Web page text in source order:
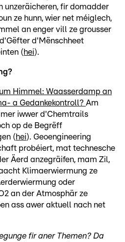
unzeräicheren, fir domadder
ze hunn, wier net méiglech,
an enger vill ze grousser
d'Mënschheet
(hei).
Himmel: Waasserdamp an
a Gedankekontroll? Am
iwwer d'Chemtrails
op de Begrëff
(hei). Geoengineering
probéiert, mat technesche
Äerd anzegräifen, mam Zil,
Klimaerwiermung ze
oder
an der Atmosphär ze
ass awer aktuell nach net
fir aner Themen? Da